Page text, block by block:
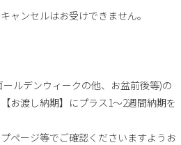
ャンセルはお受けできません。
ルデンウィークの他、お盆前後等)の
お渡し納期】にプラス1～2週間納期を
ページ等でご確認くださいますようお